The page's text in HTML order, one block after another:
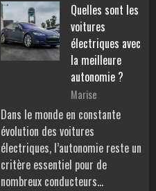
Quelles sont les
voitures
électriques avec
la meilleure
autonomie ?
Marise
Dans le monde en constante
évolution des voitures
électriques, l’autonomie reste un
critère essentiel pour de
nombreux conducteurs…